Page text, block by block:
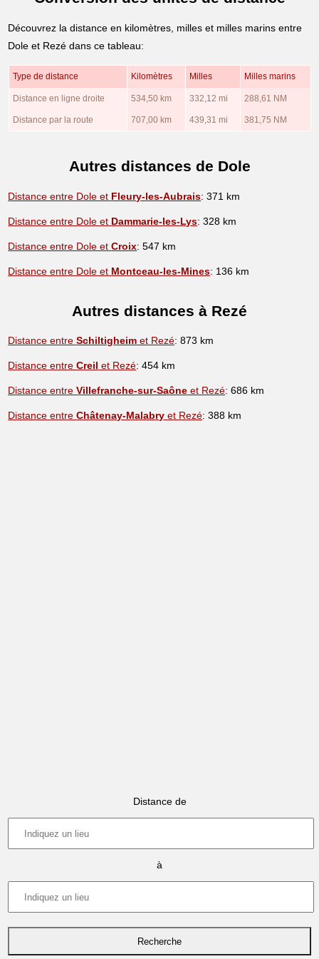
Découvrez la distance en kilomètres, milles et milles marins entre
Dole et Rezé dans ce tableau:
Type de distance Kilomètres Milles Milles marins
Distance en ligne droite 534,50 km 332,12 mi 288,61 NM
Distance par la route 707,00 km 439,31 mi 381,75 NM
Autres distances de Dole
Distance entre Dole et Fleury-les-Aubrais: 371 km
Distance entre Dole et Dammarie-les-Lys: 328 km
Distance entre Dole etCroix: 547 km
Distance entre Dole et Montceau-les-Mines: 136 km
Autres distances à Rezé
Distance entreSchiltigheim et Rezé: 873 km
Distance entreCreil et Rezé: 454 km
Distance entreVillefranche-sur-Saône et Rezé: 686 km
Distance entreChâtenay-Malabry et Rezé: 388 km
Distance de
à